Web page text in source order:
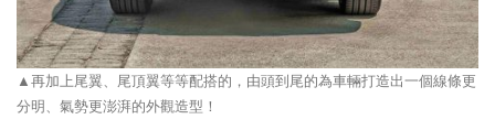
▲再加上尾翼、尾頂翼等等配搭的，由頭到尾的為車輛打造出一個線條更
分明、氣勢更澎湃的外觀造型！